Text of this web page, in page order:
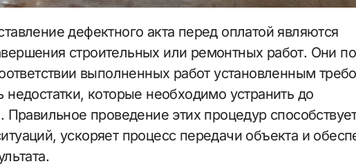
строительных или ремонтных работ. Они
выполненных работ установленным
которые необходимо устранить до
Правильное проведение этих процедур
ускоряет процесс передачи объекта и